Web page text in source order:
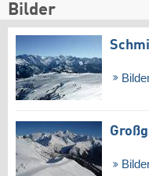
Bilder